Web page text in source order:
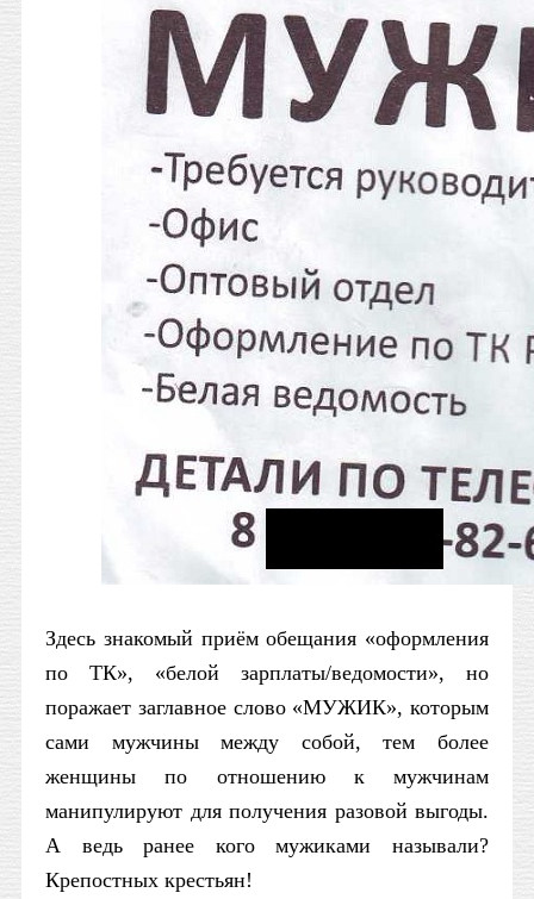
Здесь знакомый приём обещания «оформления
по ТК», «белой зарплаты/ведомости», но
поражает заглавное слово «МУЖИК», которым
сами мужчины между собой, тем более
женщины по отношению к мужчинам
манипулируют для получения разовой выгоды.
А ведь ранее кого мужиками называли?
Крепостных крестьян!